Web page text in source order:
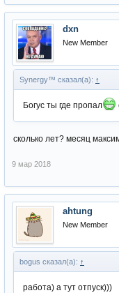
dxn
New Member
Synergy™ сказал(а): ↑
Богус ты где пропал
сколько лет? месяц
9 мар 2018
ahtung
New Member
bogus сказал(а): ↑
работа) а тут отпуск)))